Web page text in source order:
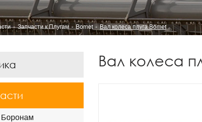
Запчасти к Плугам Bomet Вал колеса плуга Bomet
Боронам
Вал колеса